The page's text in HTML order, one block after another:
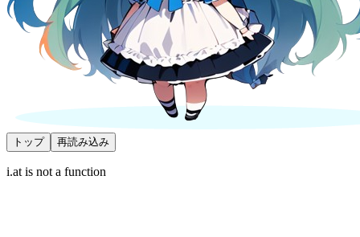
トップ 再読み込み
i.at is not a function